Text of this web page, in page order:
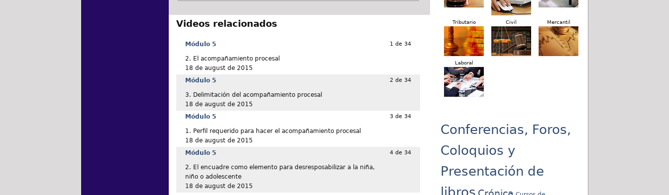
Videos relacionados
Módulo 5
2. El acompañamiento procesal
18 de august de 2015
1 de 34
Módulo 5
3. Delimitación del acompañamiento procesal
18 de august de 2015
2 de 34
Módulo 5
1. Perfil requerido para hacer el acompañamiento procesal
18 de august de 2015
3 de 34
Módulo 5
2. El encuadre como elemento para desresposabilizar a la niña,
niño o adolescente
18 de august de 2015
4 de 34
Tributario Civil Mercantil
Laboral
Conferencias, Foros,
Coloquios y
Presentación de
libros